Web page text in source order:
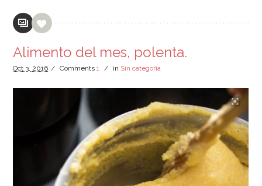
Alimento del mes, polenta.
Oct 3, 2016 / Comments1 / in Sin categoría